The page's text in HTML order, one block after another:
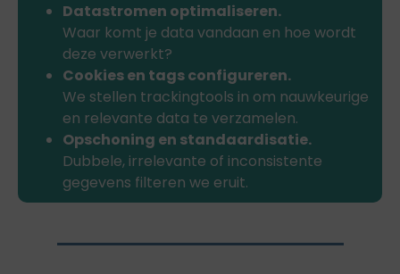
Datastromen optimaliseren.
Waar komt je data vandaan en hoe wordt
deze verwerkt?
Cookies en tags configureren.
We stellen trackingtools in om nauwkeurige
en relevante data te verzamelen.
Opschoning en standaardisatie.
Dubbele, irrelevante of inconsistente
gegevens filteren we eruit.